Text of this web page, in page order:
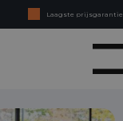
Laagste prijsgarantie
Online kopen, niet goed geld terug
Financial lease - Soepele acceptatie